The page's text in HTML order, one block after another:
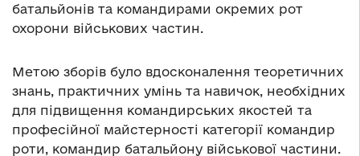
батальйонів та командирами окремих рот
охорони військових частин.
Метою зборів було вдосконалення теоретичних
знань, практичних умінь та навичок, необхідних
для підвищення командирських якостей та
професійної майстерності категорії командир
роти, командир батальйону військової частини.